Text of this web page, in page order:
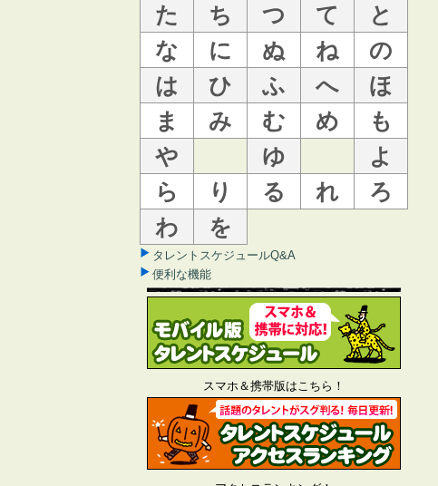
た
ち つ て
と
な
に ぬ ね
の
は
ひ ふ へ
ほ
ま
み む め
も
や
ゆ
よ
ら
り る れ
ろ
わ
を
タレントスケジュールQ&A
便利な機能
スマホ＆携帯版はこちら！